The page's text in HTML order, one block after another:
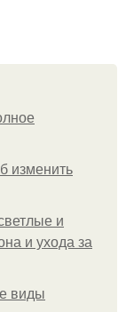
изменить
и
и ухода за
виды